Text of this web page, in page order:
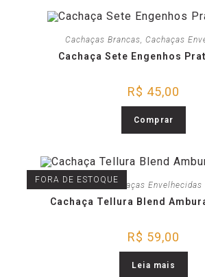
Cachaças Brancas, Cachaças
Cachaça Sete Engenhos
R$ 45,00
Comprar
FORA DE ESTOQUE
Cachaças Envelhecidas
Cachaça Tellura Blend
R$ 59,00
Leia mais